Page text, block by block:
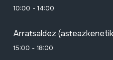
10:00 - 14:00
Arratsaldez
15:00 - 18:00